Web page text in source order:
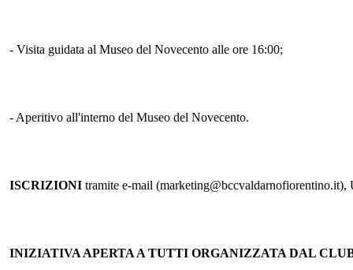
- Visita guidata al Museo del Novecento alle ore 16:00;
- Aperitivo all'interno del Museo del Novecento.
ISCRIZIONI tramite e-mail
INIZIATIVA APERTA A TUTTI ORGANIZZATA DAL